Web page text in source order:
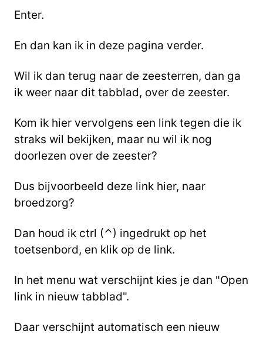
Enter.
En dan kan ik in deze pagina verder.
Wil ik dan terug naar de zeesterren, dan ga
ik weer naar dit tabblad, over de zeester.
Kom ik hier vervolgens een link tegen die ik
straks wil bekijken, maar nu wil ik nog
doorlezen over de zeester?
Dus bijvoorbeeld deze link hier, naar
broedzorg?
Dan houd ik ctrl (⌃) ingedrukt op het
toetsenbord, en klik op de link.
In het menu wat verschijnt kies je dan "Open
link in nieuw tabblad".
Daar verschijnt automatisch een nieuw